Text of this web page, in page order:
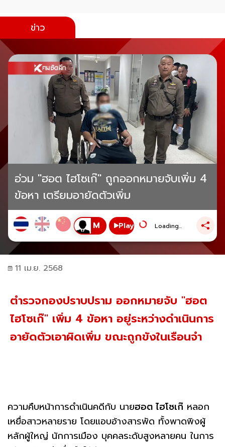
ข่าว
อ่วม "ฮอต ไฮโซเก๊" ถูกออกหมายจับเพิ่ม 4
ข้อหา เตรียมอายัดตัวเพิ่ม
Play Loading...
11 เม.ย. 2568
ตำรวจกองปราบปราม ออกหมายจับ "ฮอต
ไฮโซเก๊" เพิ่ม 4 ข้อหา อยู่ระหว่างดำเนินการ
อายัดตัวเอาผิดเพิ่ม ขณะถูกขังในเรือนจำ
ความคืบหน้าการดำเนินคดีกับ นายฮอต ไฮโซเก๊ หลอก
เหยื่อสาวหลายราย โดยแอบอ้างสารพัด ทั้งพาดพิงผู้
หลักผู้ใหญ่ นักการเมือง บุคคลระดับสูงหลายคน ในการ